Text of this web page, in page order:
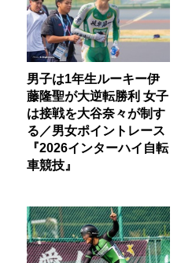
男子は1年生ルーキー伊
藤隆聖が大逆転勝利 女子
は接戦を大谷奈々が制す
る／男女ポイントレース
『2026インターハイ自転
車競技』